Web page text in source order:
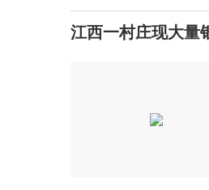
江西一村庄现大量